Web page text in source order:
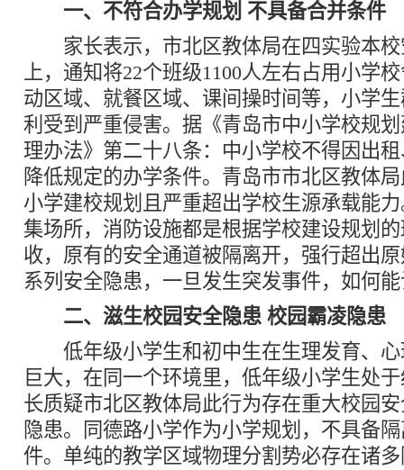
一、不符合办学规划 不具备合并条件
家长表示，市北区教体局在四实验本校
上，通知将22个班级1100人左右占用小学
动区域、就餐区域、课间操时间等，小学
利受到严重侵害。据《青岛市中小学校规
理办法》第二十八条：中小学校不得因出
降低规定的办学条件。青岛市市北区教体
小学建校规划且严重超出学校生源承载能
集场所，消防设施都是根据学校建设规划
收，原有的安全通道被隔离开，强行超出
系列安全隐患，一旦发生突发事件，如何
二、滋生校园安全隐患 校园霸凌隐患
低年级小学生和初中生在生理发育、心
巨大，在同一个环境里，低年级小学生处
长质疑市北区教体局此行为存在重大校园
隐患。同德路小学作为小学规划，不具备
件。单纯的教学区域物理分割势必存在诸